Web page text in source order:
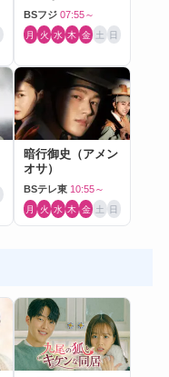
BSフジ 07:55～
月 火 水 木 金 土 日
暗行御史（アメン
オサ）
BSテレ東 10:55～
月 火 水 木 金 土 日